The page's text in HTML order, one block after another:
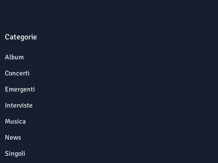
Categorie
Album
Concerti
Emergenti
Interviste
Musica
News
Singoli